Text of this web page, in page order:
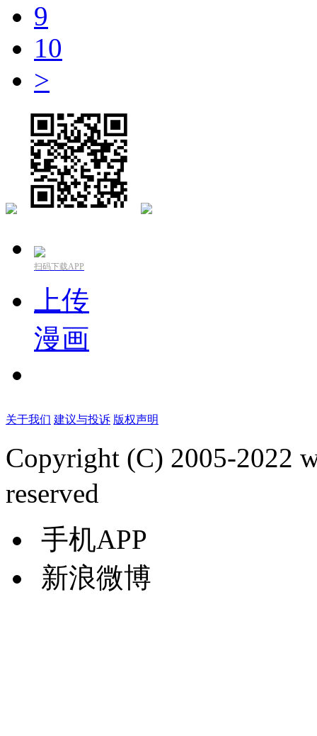
9
10
>
扫码下载APP
上传
漫画
关于我们 建议与投诉 版权声明
Copyright (C) 2005-2022
reserved
手机APP
新浪微博